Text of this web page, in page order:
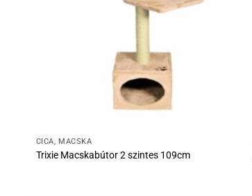
CICA, MACSKA
Trixie Macskabútor 2 szintes 109cm